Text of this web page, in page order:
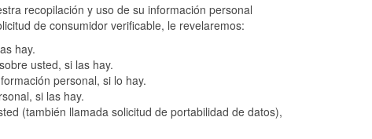
recopilación y uso de su información personal
de consumidor verificable, le revelaremos:
hay.
usted, si las hay.
personal, si lo hay.
si las hay.
(también llamada solicitud de portabilidad de datos),